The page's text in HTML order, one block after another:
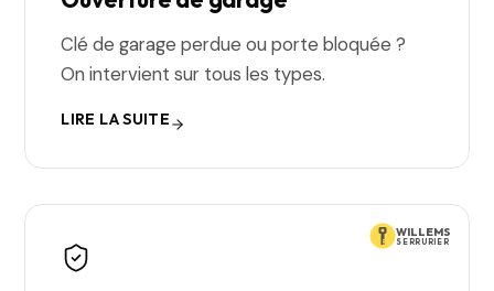
Clé de garage perdue ou porte bloquée ?
On intervient sur tous les types.
LIRE LA SUITE
WILLEMS
SERRURIER